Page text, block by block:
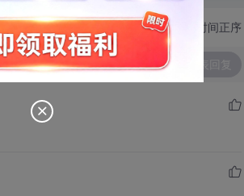
切换为时间正序